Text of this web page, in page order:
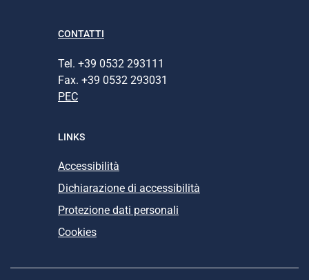
CONTATTI
Tel. +39 0532 293111
Fax. +39 0532 293031
PEC
LINKS
Accessibilità
Dichiarazione di accessibilità
Protezione dati personali
Cookies